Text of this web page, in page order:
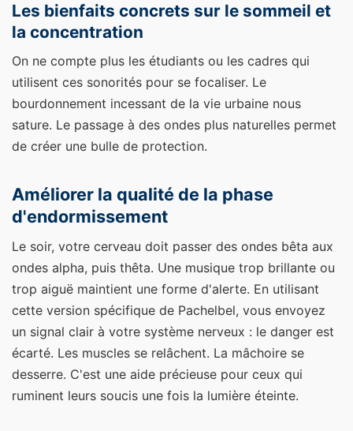
Les bienfaits concrets sur le sommeil et
la concentration
On ne compte plus les étudiants ou les cadres qui
utilisent ces sonorités pour se focaliser. Le
bourdonnement incessant de la vie urbaine nous
sature. Le passage à des ondes plus naturelles permet
de créer une bulle de protection.
Améliorer la qualité de la phase
d'endormissement
Le soir, votre cerveau doit passer des ondes bêta aux
ondes alpha, puis thêta. Une musique trop brillante ou
trop aiguë maintient une forme d'alerte. En utilisant
cette version spécifique de Pachelbel, vous envoyez
un signal clair à votre système nerveux : le danger est
écarté. Les muscles se relâchent. La mâchoire se
desserre. C'est une aide précieuse pour ceux qui
ruminent leurs soucis une fois la lumière éteinte.